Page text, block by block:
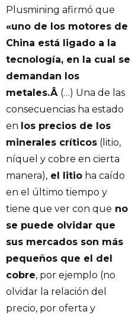
Plusmining afirmó que
«uno de los motores de
China está ligado a la
tecnología, en la cual se
demandan los
metales.Â (…) Una de las
consecuencias ha estado
en los precios de los
minerales críticos (litio,
níquel y cobre en cierta
manera), el litio ha caído
en el último tiempo y
tiene que ver con que no
se puede olvidar que
sus mercados son más
pequeños que el del
cobre, por ejemplo (no
olvidar la relación del
precio, por oferta y